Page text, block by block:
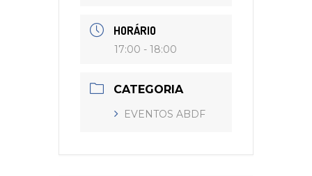
HORÁRIO
17:00 - 18:00
CATEGORIA
EVENTOS ABDF